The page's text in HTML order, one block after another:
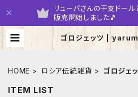
リューバさんの干支ドール
販売開始しました🎵
ゴロジェッツ |
HOME ロシア伝統雑貨 ゴロジェ
ITEM LIST